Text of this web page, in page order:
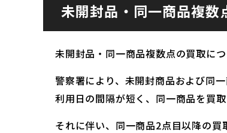
未開封品・同一商品複数
未開封品・同一商品複数点の買取に
警察署により、未開封商品および同
利用日の間隔が短く、同一商品を買
それに伴い、同一商品2点目以降の買